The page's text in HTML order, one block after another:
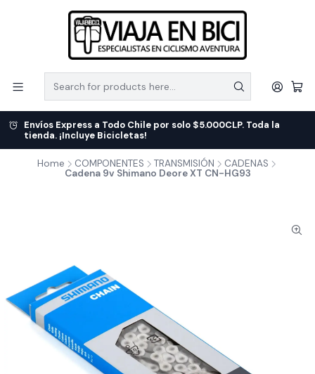
Envíos Express a Todo Chile por solo $5.000CLP. Toda la
tienda. ¡Incluye Bicicletas!
Home COMPONENTES TRANSMISIÓN
CADENAS
Cadena 9v Shimano Deore XT CN-HG93